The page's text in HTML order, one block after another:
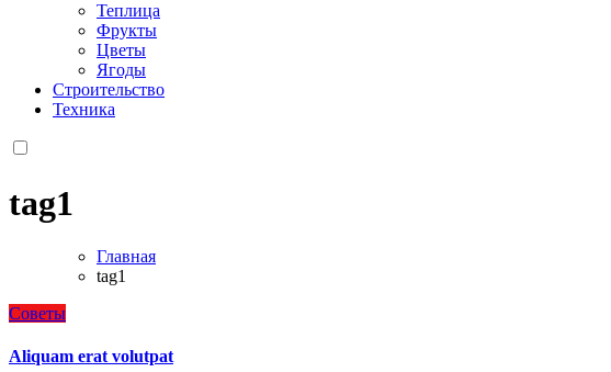
Теплица
Фрукты
Цветы
Ягоды
Строительство
Техника
tag1
Главная
tag1
Советы
Aliquam erat volutpat